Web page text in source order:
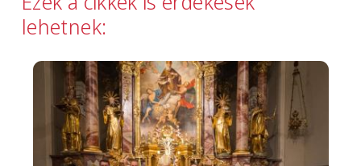
lehetnek:
Image